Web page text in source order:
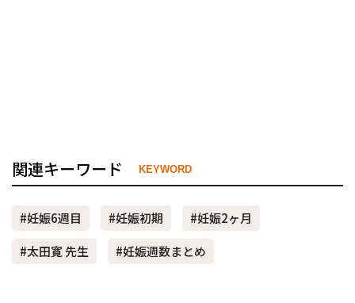
関連キーワード KEYWORD
#妊娠6週目 #妊娠初期
#妊娠2ヶ月
#太田寛 先生
#妊娠週数まとめ